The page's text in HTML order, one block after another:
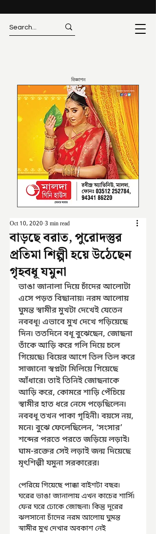
বিজ্ঞাপন
বাড়ছে বরাত, পুরোদস্তুর
প্রতিমা শিল্পী হয়ে উঠেছেন
গৃহবধূ যমুনা
Oct 10, 2020 3 min read
ভাঙা জানালা দিয়ে চাঁদের আলোটা
এসে পড়ত বিছানায়৷ নরম আলোয়
ঘুমন্ত স্বামীর মুখটা দেখেই যেতেন
নববধূ৷ এভাবে মুখ দেখে গড়িয়েছে
দিন৷ ততদিনে বধূ বুঝেছেন, জোছনা
তাঁকে আড়ি করে গলি দিয়ে চলে
গিয়েছে৷ বিয়ের আগে তিল তিল করে
সাজানো স্বপ্নটা মিলিয়ে গিয়েছে
আঁধারে৷ তাই তিনিই জোছনাকে
আড়ি করে, কোমরে শাড়ি পেঁচিয়ে
স্বামীর হাত ধরে নেমে পড়েছিলেন৷
নববধূ তখন পাকা গৃহিনী৷ বয়সে নয়,
মনে৷ বুঝে ফেলেছিলেন, ‘সংসার’
শব্দের পরতে পরতে জড়িয়ে লড়াই৷
ঘাম-রক্তের সেই লড়াই জন্ম দিয়েছে
মৃৎশিল্পী যমুনা সরকারের৷
পেরিয়ে গিয়েছে পাক্কা বাইশটা বছর৷
ঘরের ভাঙা জানালায় এখন কাচের শার্সি৷
ফের ঘরে ঢোকে জোছনা৷ কিন্তু দূরের
ঝলসানো চাঁদের নরম আলোয় ঘুমন্ত
স্বামীর মুখ দেখার অবকাশ নেই